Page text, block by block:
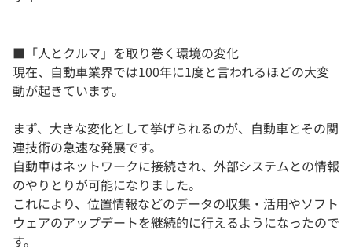
■「人とクルマ」を取り巻く環境の変化
現在、自動車業界では100年に1度と言われるほどの大変
動が起きています。
まず、大きな変化として挙げられるのが、自動車とその関
連技術の急速な発展です。
自動車はネットワークに接続され、外部システムとの情報
のやりとりが可能になりました。
これにより、位置情報などのデータの収集・活用やソフト
ウェアのアップデートを継続的に行えるようになったので
す。